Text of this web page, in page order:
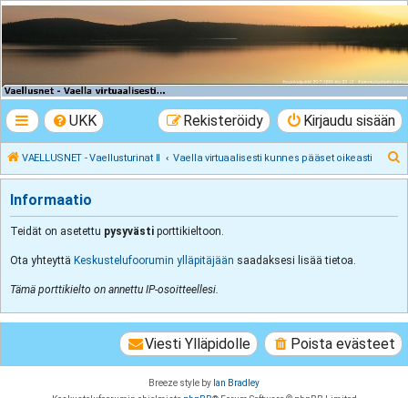
VAELLUSNET -
Vaellusturinat II
UKK Kirjaudu sisään
Rekisteröidy
VAELLUSNET - Vaellusturinat II Vaella virtuaalisesti kunnes pääset oikeasti
t
Informaatio
Teidät on asetettu pysyvästi porttikieltoon.
Ota yhteyttä Keskustelufoorumin ylläpitäjään saadaksesi lisää tietoa.
Tämä porttikielto on annettu IP-osoitteellesi.
Poista evästeet
Viesti Ylläpidolle
Breeze style by Ian Bradley